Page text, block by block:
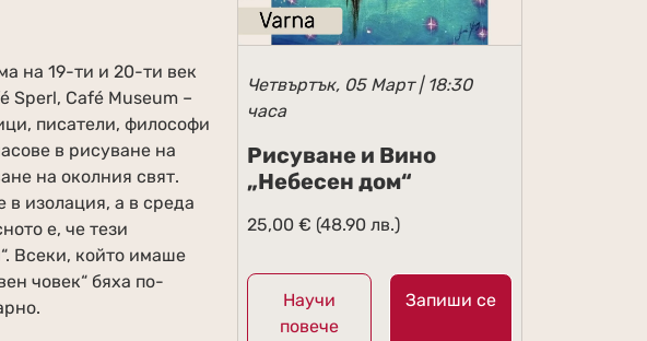
на 19-ти и 20-ти век
Sperl, Café Museum –
писатели, философи
в рисуване на
на околния свят.
в изолация, а в среда
е, че тези
Всеки, който имаше
човек“ бяха по-
Четвъртък, 05 Март | 18:30
часа
Рисуване и Вино
„Небесен дом“
25,00 € (48.90 лв.)
Научи
повече
Запиши се